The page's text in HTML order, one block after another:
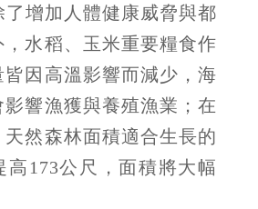
了增加人體健康威脅與都
水稻、玉米重要糧食作
因高溫影響而減少，海
響漁獲與養殖漁業；在
然森林面積適合生長的
高173公尺，面積將大幅